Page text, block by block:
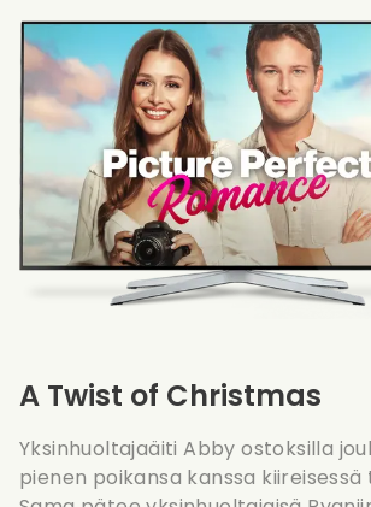
A Twist of Christmas
Yksinhuoltajaäiti Abby ostoksilla
pienen poikansa kanssa